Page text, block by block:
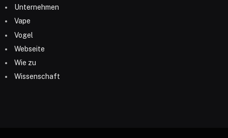
Unternehmen
Vape
Vogel
Webseite
Wie zu
Wissenschaft